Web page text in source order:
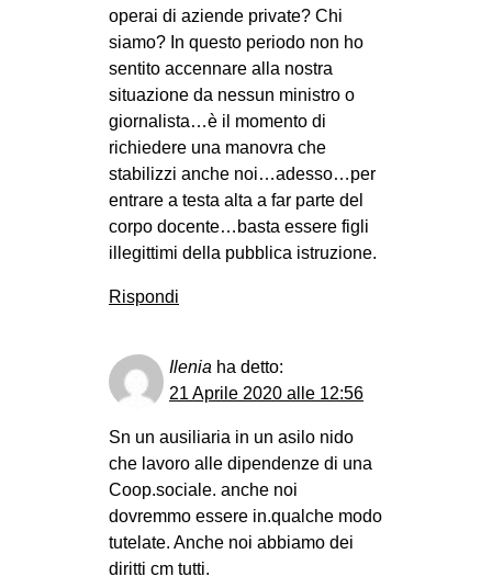
operai di aziende private? Chi
siamo? In questo periodo non ho
sentito accennare alla nostra
situazione da nessun ministro o
giornalista…è il momento di
richiedere una manovra che
stabilizzi anche noi…adesso…per
entrare a testa alta a far parte del
corpo docente…basta essere figli
illegittimi della pubblica istruzione.
Rispondi
Ilenia ha detto:
21 Aprile 2020 alle 12:56
Sn un ausiliaria in un asilo nido
che lavoro alle dipendenze di una
Coop.sociale. anche noi
dovremmo essere in.qualche modo
tutelate. Anche noi abbiamo dei
diritti cm tutti.